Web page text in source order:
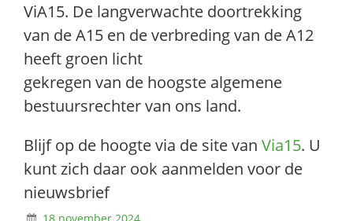
ViA15. De langverwachte doortrekking
van de A15 en de verbreding van de A12
heeft groen licht
gekregen van de hoogste algemene
bestuursrechter van ons land.
Blijf op de hoogte via de site van Via15. U
kunt zich daar ook aanmelden voor de
nieuwsbrief